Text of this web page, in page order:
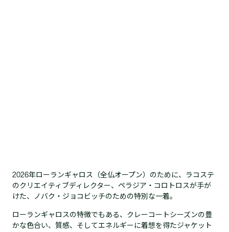
2026年ローランギャロス（全仏オープン）のために、ラコステ
のクリエイティブディレクター、ペラジア・コロトロスが手が
けた、ノバク・ジョコビッチのための特別な一着。
ローランギャロスの特徴でもある、クレーコートシーズンの豊
かな色合い、質感、そしてエネルギーに着想を得たジャケット